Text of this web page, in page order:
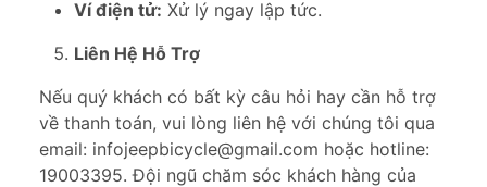
Ví điện tử: Xử lý ngay lập tức.
Liên Hệ Hỗ Trợ
Nếu quý khách có bất kỳ câu hỏi hay cần hỗ trợ
về thanh toán, vui lòng liên hệ với chúng tôi qua
email: infojeepbicycle@gmail.com hoặc hotline:
19003395. Đội ngũ chăm sóc khách hàng của